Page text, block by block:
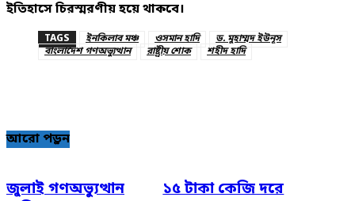
ইতিহাসে চিরস্মরণীয় হয়ে থাকবে।
TAGS ইনকিলাব মঞ্চ ওসমান হাদি
ড. মুহাম্মদ ইউনূস
বাংলাদেশ গণঅভ্যুত্থান
রাষ্ট্রীয় শোক শহীদ হাদি
আরো পড়ুন
জুলাই গণঅভ্যুত্থান
১৫ টাকা কেজি দরে